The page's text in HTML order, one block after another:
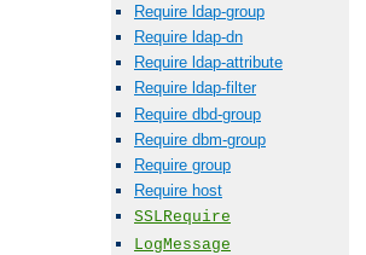
Require ldap-group
Require ldap-dn
Require ldap-attribute
Require ldap-filter
Require dbd-group
Require dbm-group
Require group
Require host
SSLRequire
LogMessage